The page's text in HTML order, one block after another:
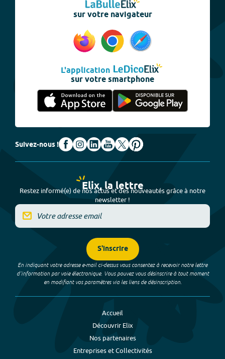
sur votre navigateur
L'application
sur votre smartphone
Suivez-nous !
Elix, la lettre
Restez informé(e) de nos actus et des nouveautés grâce à notre
newsletter !
S'inscrire
En indiquant votre adresse e-mail ci-dessus vous consentez à recevoir notre lettre
d’information par voie électronique. Vous pouvez vous désinscrire à tout moment
en modifiant vos paramètres via les liens de désinscription.
Accueil
Découvrir Elix
Nos partenaires
Entreprises et Collectivités